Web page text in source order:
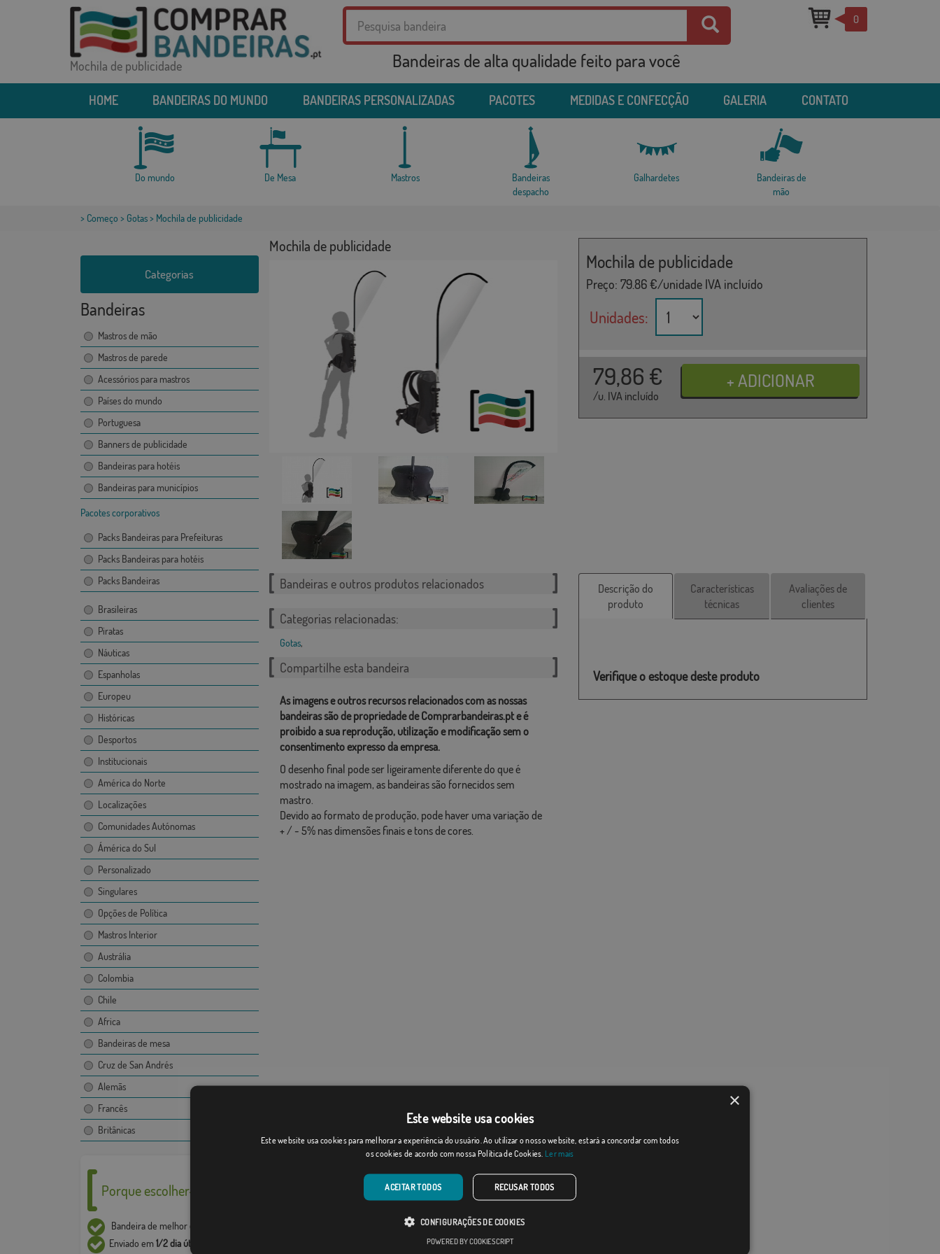
Mochila de publicidade Bandeiras de alta qualidade feito para você
0
HOME BANDEIRAS DO MUNDO BANDEIRAS PERSONALIZADAS PACOTES MEDIDAS E CONFECÇÃO GALERIA CONTATO
Do mundo De Mesa Mastros
Bandeiras
despacho
Galhardetes
Bandeiras de
mão
> Começo > Gotas> Mochila de publicidade
Categorias
Bandeiras
Mastros de mão
Mastros de parede
Acessórios para mastros
Países do mundo
Portuguesa
Banners de publicidade
Bandeiras para hotéis
Bandeiras para municípios
Pacotes corporativos
Packs Bandeiras para Prefeituras
Packs Bandeiras para hotéis
Packs Bandeiras
Brasileiras
Piratas
Náuticas
Espanholas
Europeu
Históricas
Desportos
Institucionais
América do Norte
Localizações
Comunidades Autónomas
Ámérica do Sul
Personalizado
Singulares
Opções de Política
Mastros Interior
Austrália
Colombia
Chile
Africa
Bandeiras de mesa
Cruz de San Andrés
Alemãs
Francês
Britânicas
Porque escolher-nos ___
Bandeira de melhorqualidade
Enviado em1/2 dia útil*
Mochila de publicidade
Mochila de publicidade
Preço: 79.86€/unidade IVA incluído
Unidades:
79,86 €
/u. IVA incluído
Bandeiras e outros produtos relacionados
Categorias relacionadas:
Gotas,
Compartilhe esta bandeira
As imagens e outros recursos relacionados com as nossas
bandeiras são de propriedade de Comprarbandeiras.pt e é
proibido a sua reprodução, utilização e modificação sem o
consentimento expresso da empresa.
O desenho final pode ser ligeiramente diferente do que é
mostrado na imagem, as bandeiras são fornecidos sem
mastro.
Devido ao formato de produção, pode haver uma variação de
+ / - 5% nas dimensões finais e tons de cores.
Descrição do
produto
Características
técnicas
Avaliações de
clientes
Verifique o estoque deste produto
×
Este website usa cookies
Este website usa cookies para melhorar a experiência do usuário. Ao utilizar o nosso website, estará a concordar com todos
os cookies de acordo com nossa Política de Cookies. Ler mais
ACEITAR TODOS RECUSAR TODOS
CONFIGURAÇÕES DE COOKIES
POWERED BY COOKIESCRIPT